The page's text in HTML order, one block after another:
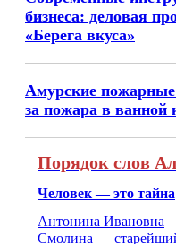
бизнеса: деловая
«Берега вкуса»
Амурские
за пожара в ванной
Порядок слов
Человек — это тайна
Антонина Ивановна
Смолина —